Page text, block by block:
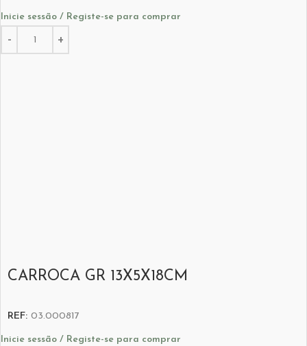
Inicie sessão / Registe-se para comprar
CARROCA GR 13X5X18CM
REF: 03.000817
Inicie sessão / Registe-se para comprar